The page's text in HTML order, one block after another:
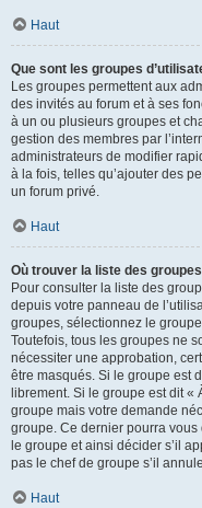
Haut
Que sont les groupes
Les groupes permettent aux
des invités au forum et à ses
à un ou plusieurs groupes et
gestion des membres par
administrateurs de modifier
à la fois, telles qu’ajouter des
un forum privé.
Haut
Où trouver la liste des
Pour consulter la liste des
depuis votre panneau de
groupes, sélectionnez le
Toutefois, tous les groupes ne
nécessiter une approbation,
être masqués. Si le groupe est
librement. Si le groupe est dit
groupe mais votre demande
groupe. Ce dernier pourra
le groupe et ainsi décider s’il
pas le chef de groupe s’il
Haut